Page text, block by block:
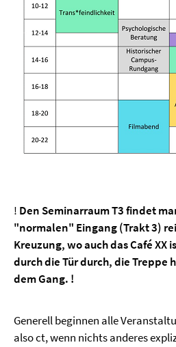
! Den Seminarraum T3 findet
"normalen" Eingang (Trakt 3)
Kreuzung, wo auch das Café XX
durch die Tür durch, die Treppe
dem Gang. !
Generell beginnen alle
also ct, wenn nichts anderes